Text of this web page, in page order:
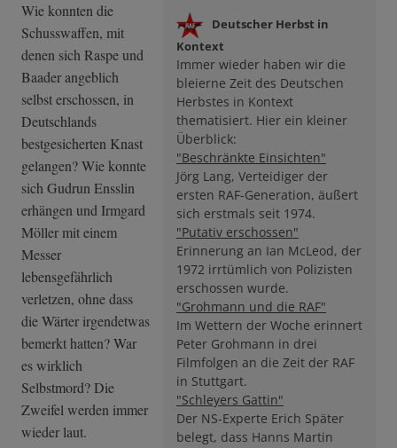
Deutscher Herbst in
Kontext
Immer wieder haben wir die
bleierne Zeit des Deutschen
Herbstes in Kontext
thematisiert. Hier ein kleiner
Überblick:
"Beschränkte Einsichten"
Jörg Lang, Verteidiger der
ersten RAF-Generation, äußert
sich erstmals seit 1974.
"Putativ erschossen"
Erinnerung an Ian McLeod, der
1972 irrtümlich von Polizisten
erschossen wurde.
"Grohmann und die RAF"
Im Wettern der Woche erinnert
Peter Grohmann in drei
Filmfolgen an die Zeit der RAF
in Stuttgart.
"Schleyers Gattin"
Der NS-Experte Erich Später
belegt, dass Hanns Martin
Wie konnten die
Schusswaffen, mit
denen sich Raspe und
Baader angeblich
selbst erschossen, in
Deutschlands
bestgesicherten Knast
gelangen? Wie konnte
sich Gudrun Ensslin
erhängen und Irmgard
Möller mit einem
Messer
lebensgefährlich
verletzen, ohne dass
die Wärter irgendetwas
bemerkt hatten? War
es wirklich
Selbstmord? Die
Zweifel werden immer
wieder laut.